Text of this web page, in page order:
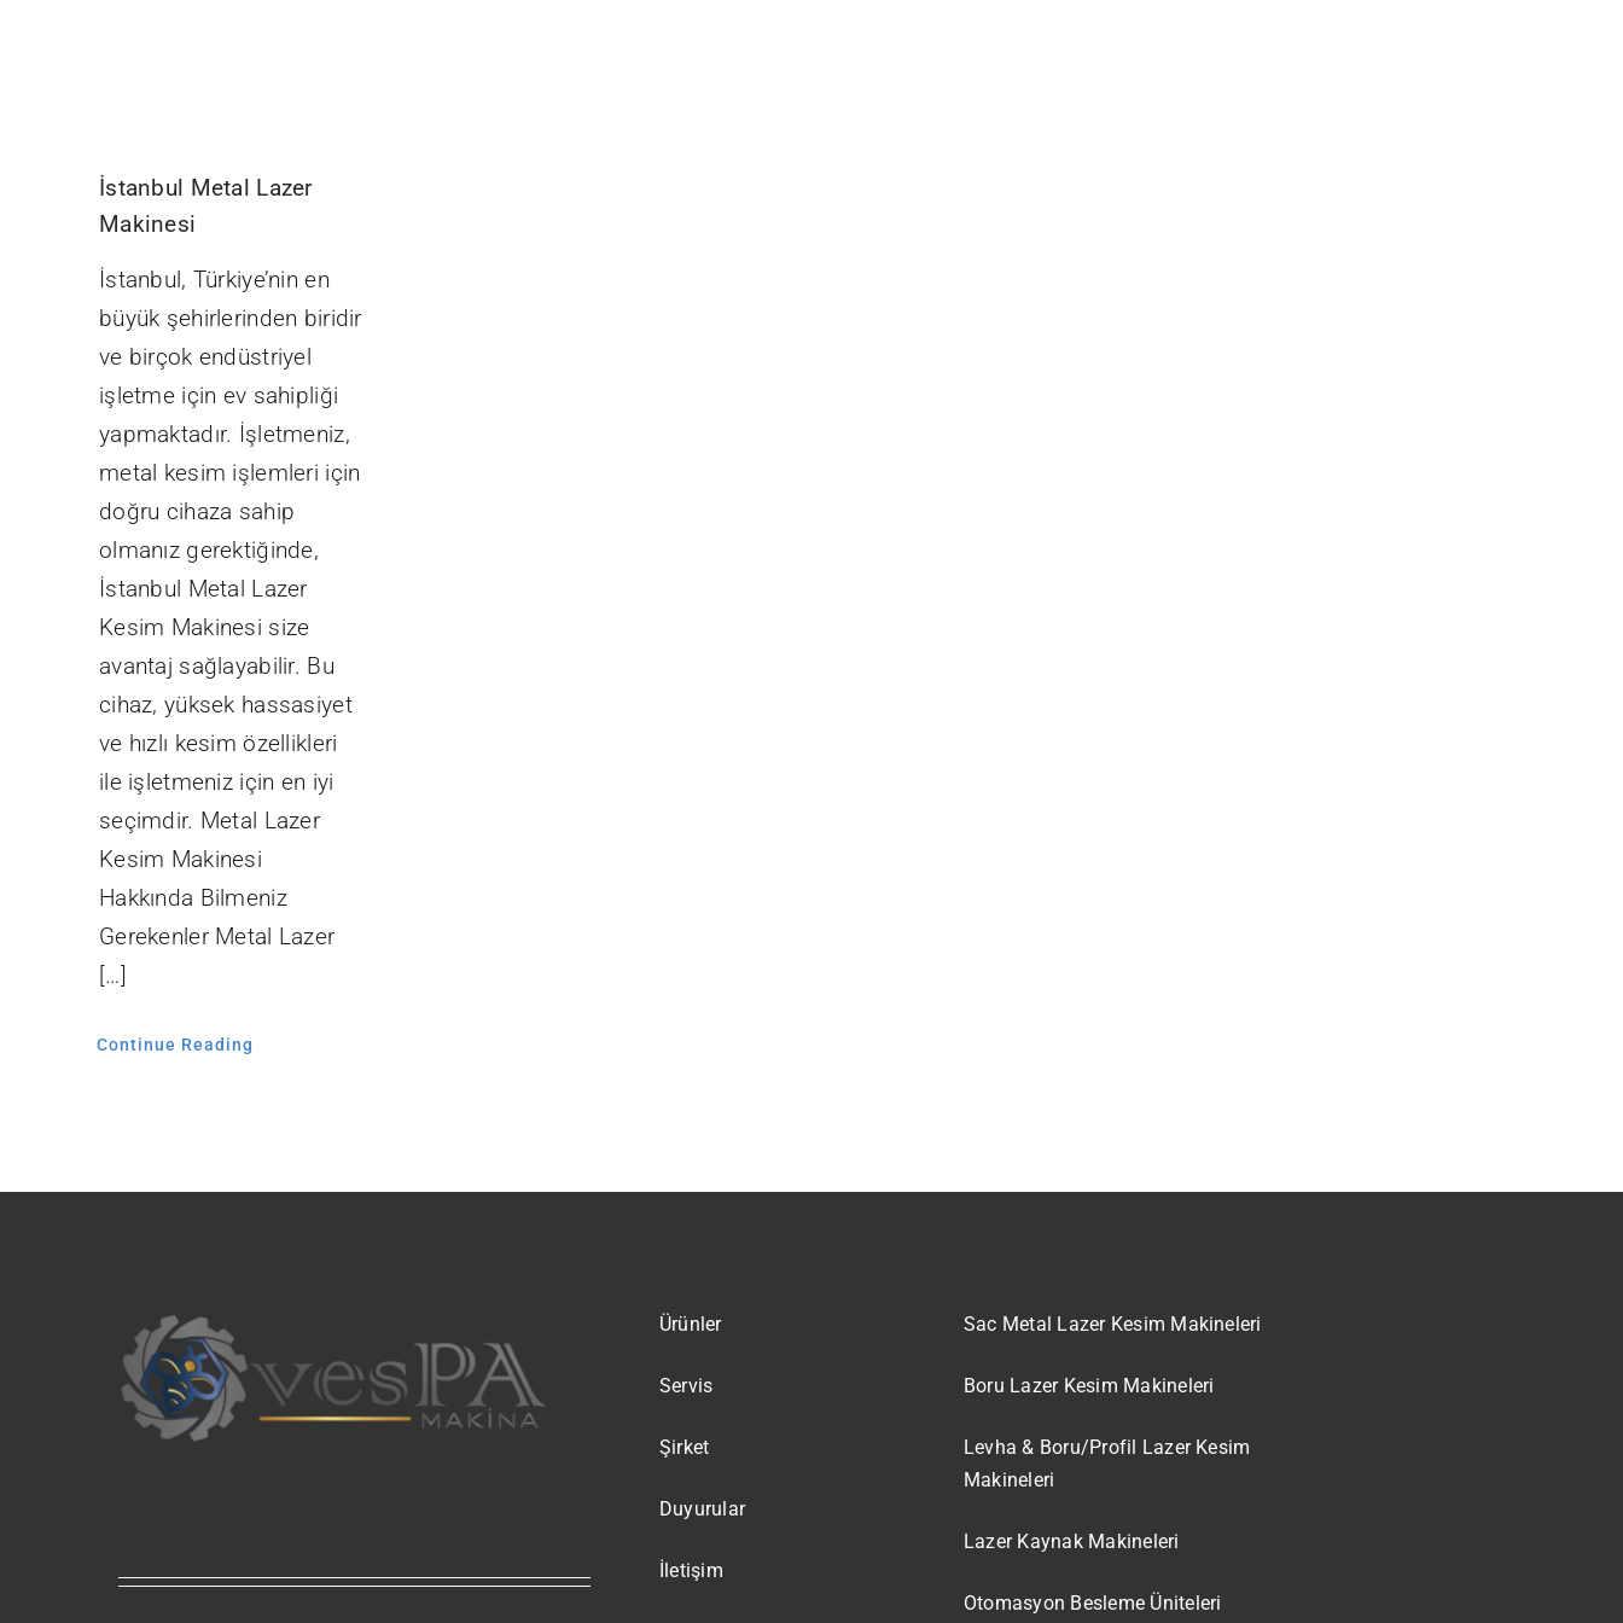
İstanbul Metal Lazer
Makinesi
İstanbul, Türkiye’nin en
büyük şehirlerinden biridir
ve birçok endüstriyel
işletme için ev sahipliği
yapmaktadır. İşletmeniz,
metal kesim işlemleri için
doğru cihaza sahip
olmanız gerektiğinde,
İstanbul Metal Lazer
Kesim Makinesi size
avantaj sağlayabilir. Bu
cihaz, yüksek hassasiyet
ve hızlı kesim özellikleri
ile işletmeniz için en iyi
seçimdir. Metal Lazer
Kesim Makinesi
Hakkında Bilmeniz
Gerekenler Metal Lazer
[…]
Continue Reading
Ürünler
Servis
Şirket
Duyurular
İletişim
Sac Metal Lazer Kesim Makineleri
Boru Lazer Kesim Makineleri
Levha & Boru/Profil Lazer Kesim
Makineleri
Lazer Kaynak Makineleri
Otomasyon Besleme Üniteleri